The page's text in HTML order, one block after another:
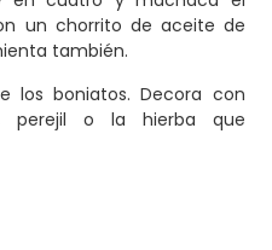
un chorrito de aceite de
también.
los boniatos. Decora con
perejil o la hierba que